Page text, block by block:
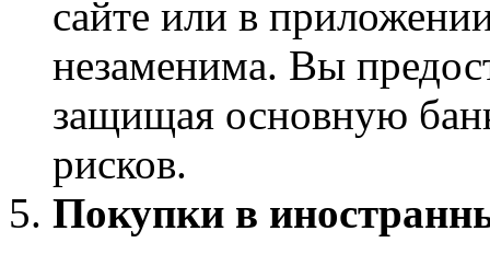
сайте или в
незаменима. Вы
защищая основную
рисков.
Покупки в